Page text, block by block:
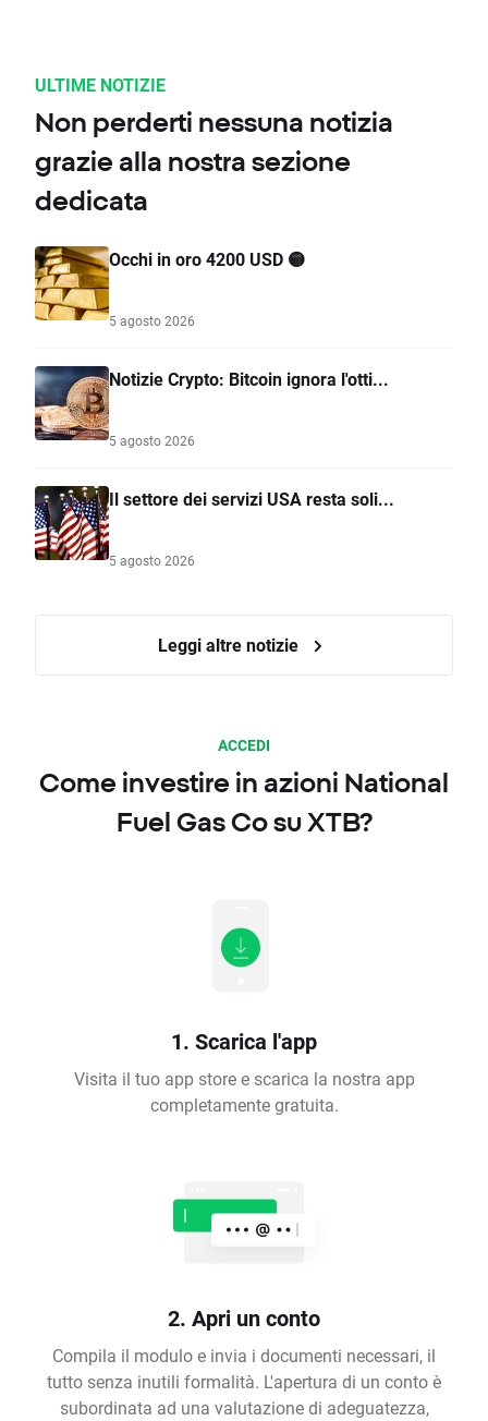
ULTIME NOTIZIE
Non perderti nessuna notizia
grazie alla nostra sezione
dedicata
Occhi in oro 4200 USD 🟡
5 agosto 2026
Notizie Crypto: Bitcoin ignora l'otti...
5 agosto 2026
Il settore dei servizi USA resta soli...
5 agosto 2026
Leggi altre notizie
ACCEDI
Come investire in azioni National
Fuel Gas Co su XTB?
1. Scarica l'app
Visita il tuo app store e scarica la nostra app
completamente gratuita.
2. Apri un conto
Compila il modulo e invia i documenti necessari, il
tutto senza inutili formalità. L'apertura di un conto è
subordinata ad una valutazione di adeguatezza,